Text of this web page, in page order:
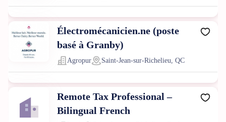
Électromécanicien.ne (poste
basé à Granby)
Agropur Saint-Jean-sur-Richelieu, QC
Remote Tax Professional –
Bilingual French